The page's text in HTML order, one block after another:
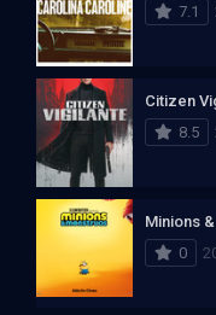
7.1
Citizen
8.5
Minions
0